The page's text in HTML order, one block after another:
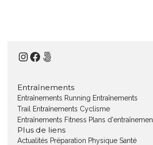
Instagram
Facebook
500px
Entraînements
Entraînements Running Entraînements
Trail
Entraînements Cyclisme
Entraînements Fitness Plans
Plus de liens
Actualités Préparation Physique Santé